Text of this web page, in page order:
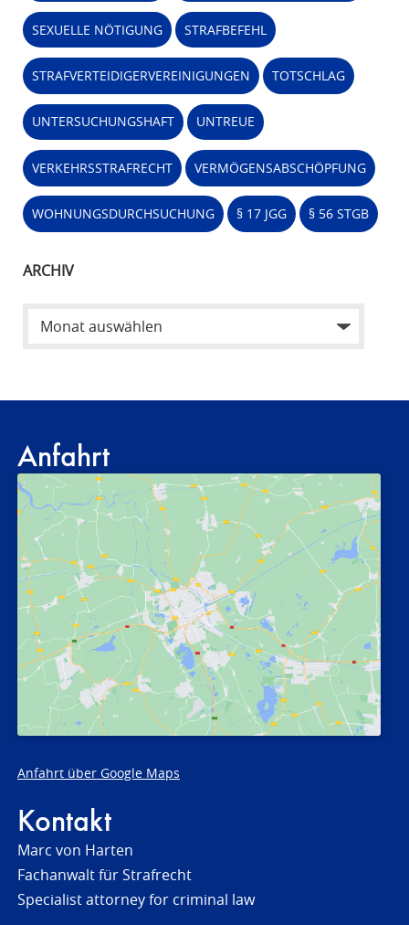
SEXUELLE NÖTIGUNG STRAFBEFEHL
STRAFVERTEIDIGERVEREINIGUNGEN TOTSCHLAG
UNTERSUCHUNGSHAFT UNTREUE
VERKEHRSSTRAFRECHT VERMÖGENSABSCHÖPFUNG
WOHNUNGSDURCHSUCHUNG § 17 JGG § 56 STGB
ARCHIV
Anfahrt
Anfahrt über Google Maps
Kontakt
Marc von Harten
Fachanwalt für Strafrecht
Specialist attorney for criminal law